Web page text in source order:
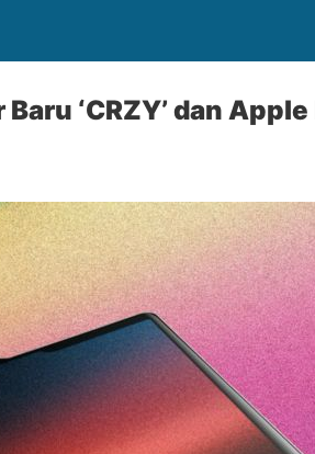
‘CRZY’ dan